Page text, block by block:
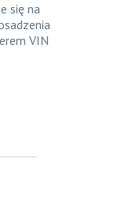
się na
VIN